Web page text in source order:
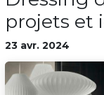
projets et
23 avr. 2024